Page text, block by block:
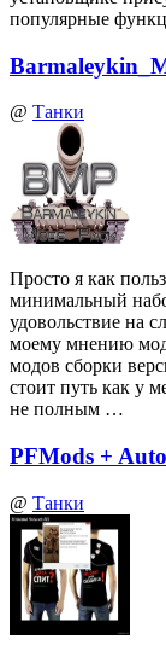
популярные
@ Танки
Просто я как
минимальный
удовольствие на
моему мнению
модов сборки
стоит путь как у
не полным …
PFMods +
@ Танки